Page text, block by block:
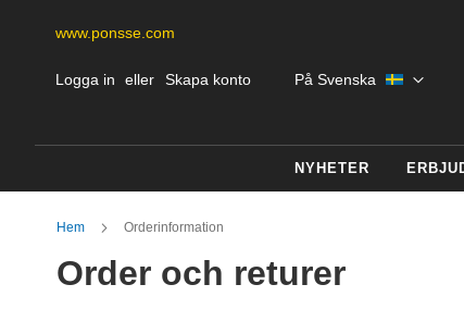
www.ponsse.com
Skip
Logga in Skapa konto Språk
På Svenska
NYHETER
Hem Orderinformation
Order och returer